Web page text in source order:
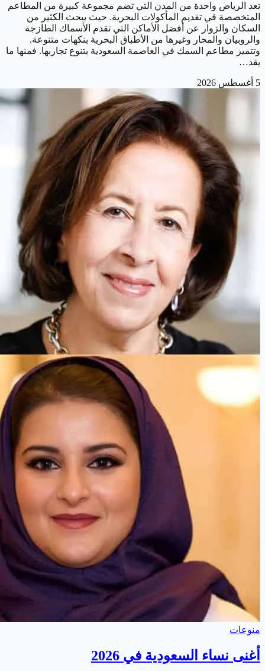
تعد الرياض واحدة من المدن التي تضم مجموعة كبيرة من المطاعم
المتخصصة في تقديم المأكولات البحرية. حيث يبحث الكثير من
السكان والزوار عن أفضل الأماكن التي تقدم الأسماك الطازجة
والروبيان والمحار وغيرها من الأطباق البحرية بنكهات متنوعة.
وتتميز مطاعم السمك في العاصمة السعودية بتنوع تجاربها. فمنها ما
يقد…
5 أغسطس 2026
منوعات
أغنى نساء السعودية في 2026